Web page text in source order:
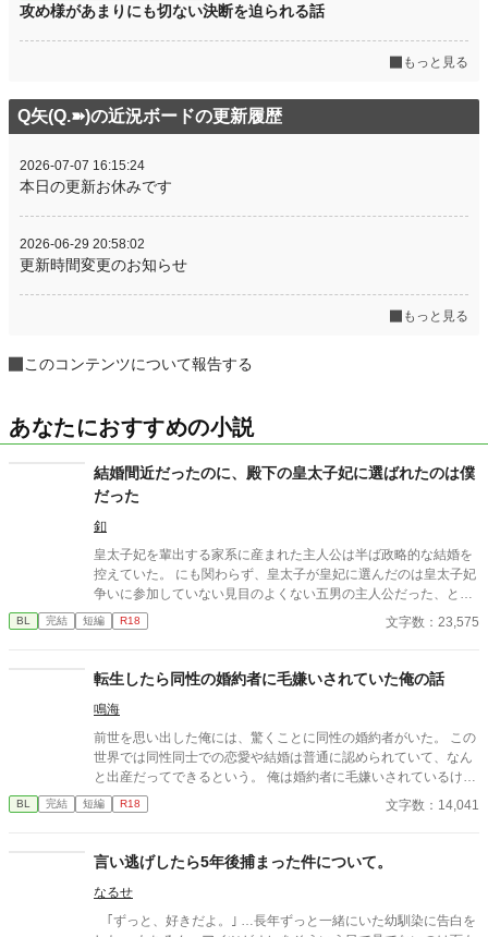
攻め様があまりにも切ない決断を迫られる話
もっと見る
Q矢(Q.➽)の近況ボードの更新履歴
2026-07-07 16:15:24
本日の更新お休みです
2026-06-29 20:58:02
更新時間変更のお知らせ
もっと見る
このコンテンツについて報告する
あなたにおすすめの小説
結婚間近だったのに、殿下の皇太子妃に選ばれたのは僕
だった
釦
皇太子妃を輩出する家系に産まれた主人公は半ば政略的な結婚を
控えていた。 にも関わらず、皇太子が皇妃に選んだのは皇太子妃
争いに参加していない見目のよくない五男の主人公だった、とい
うお話。
BL 完結 短編 R18 文字数：23,575
転生したら同性の婚約者に毛嫌いされていた俺の話
鳴海
前世を思い出した俺には、驚くことに同性の婚約者がいた。 この
世界では同性同士での恋愛や結婚は普通に認められていて、なん
と出産だってできるという。 俺は婚約者に毛嫌いされているけれ
ど、それは前世を思い出す前の俺の性格が最悪だったからだ。 我
儘で傲慢な俺は、学園でも嫌われ者。 そんな主人公が前世を思い
約者とも仲直りして愛されて幸せになるまでの話。
BL 完結 短編 R18 文字数：14,041
言い逃げしたら5年後捕まった件について。
なるせ
｢ずっと、好きだよ。｣ …長年ずっと一緒にいた幼馴染に告白を